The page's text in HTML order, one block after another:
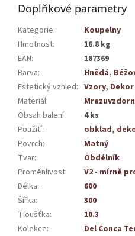
Doplňkové parametry
Kategorie:
Koupelny
Hmotnost:
16.8 kg
EAN:
187369
Barva: Hnědá,
Estetický vzhled: Vzory, Dekor
Materiál:
Obsah balení:
4 ks
Použití: obklad,
Povrch:
Matný
Tvar:
Obdélník
Proměnlivost:
V2 - mírně
Délka:
600
Šířka:
300
Tloušťka:
10.3
Kolekce:
Del Conca